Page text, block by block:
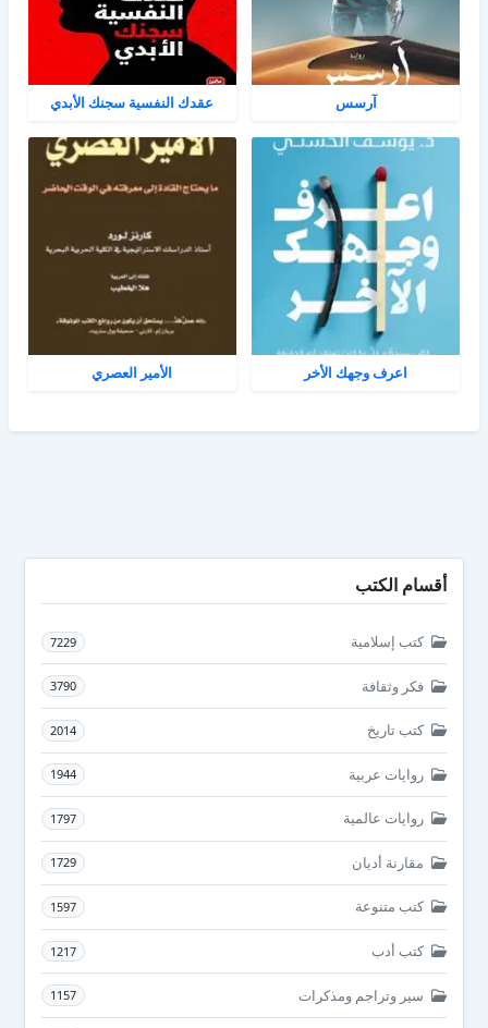
آرسس عقدك النفسية سجنك الأبدي
اعرف وجهك الأخر الأمير العصري
أقسام الكتب
كتب إسلامية 7229
فكر وثقافة 3790
كتب تاريخ 2014
روايات عربية 1944
روايات عالمية 1797
مقارنة أديان 1729
كتب متنوعة 1597
كتب أدب 1217
سير وتراجم ومذكرات 1157